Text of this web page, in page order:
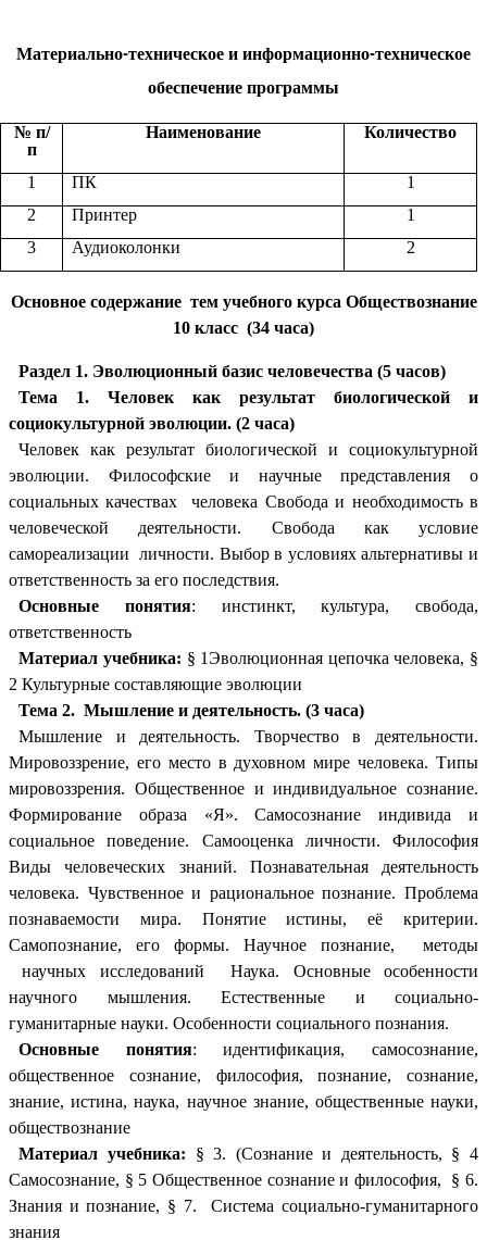
Материально-техническое и информационно-техническое
обеспечение программы
№ п/
п
Наименование Количество
1 ПК
1
2
Принтер
1
3
Аудиоколонки 2
Основное содержание тем учебного курса Обществознание
10 класс (34 часа)
Раздел 1. Эволюционный базис человечества (5 часов)
Тема 1. Человек как результат биологической и
социокультурной эволюции. (2 часа)
Человек как результат биологической и социокультурной
эволюции. Философские и научные представления о
социальных качествах человека Свобода и необходимость в
человеческой деятельности. Свобода как условие
самореализации личности. Выбор в условиях альтернативы и
ответственность за его последствия.
Основные понятия: инстинкт, культура, свобода,
ответственность
Материал учебника: § 1Эволюционная цепочка человека, §
2 Культурные составляющие эволюции
Тема 2. Мышление и деятельность. (3 часа)
Мышление и деятельность. Творчество в деятельности.
Мировоззрение, его место в духовном мире человека. Типы
мировоззрения. Общественное и индивидуальное сознание.
Формирование образа «Я». Самосознание индивида и
социальное поведение. Самооценка личности. Философия
Виды человеческих знаний. Познавательная деятельность
человека. Чувственное и рациональное познание. Проблема
познаваемости мира. Понятие истины, её критерии.
Самопознание, его формы. Научное познание, методы
научных исследований Наука. Основные особенности
научного мышления. Естественные и социально-
гуманитарные науки. Особенности социального познания.
Основные понятия: идентификация, самосознание,
общественное сознание, философия, познание, сознание,
знание, истина, наука, научное знание, общественные науки,
обществознание
Материал учебника: § 3. (Сознание и деятельность, § 4
Самосознание, § 5 Общественное сознание и философия, § 6.
Знания и познание, § 7. Система социально-гуманитарного
знания